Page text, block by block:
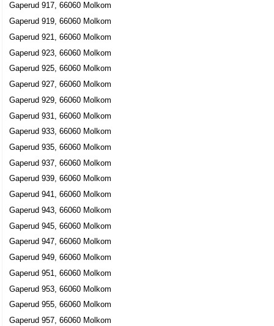
Gaperud 917, 66060 Molkom
Gaperud 919, 66060 Molkom
Gaperud 921, 66060 Molkom
Gaperud 923, 66060 Molkom
Gaperud 925, 66060 Molkom
Gaperud 927, 66060 Molkom
Gaperud 929, 66060 Molkom
Gaperud 931, 66060 Molkom
Gaperud 933, 66060 Molkom
Gaperud 935, 66060 Molkom
Gaperud 937, 66060 Molkom
Gaperud 939, 66060 Molkom
Gaperud 941, 66060 Molkom
Gaperud 943, 66060 Molkom
Gaperud 945, 66060 Molkom
Gaperud 947, 66060 Molkom
Gaperud 949, 66060 Molkom
Gaperud 951, 66060 Molkom
Gaperud 953, 66060 Molkom
Gaperud 955, 66060 Molkom
Gaperud 957, 66060 Molkom